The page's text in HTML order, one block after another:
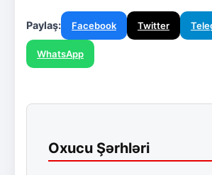
Paylaş: Facebook Twitter
WhatsApp
Oxucu Şərhləri